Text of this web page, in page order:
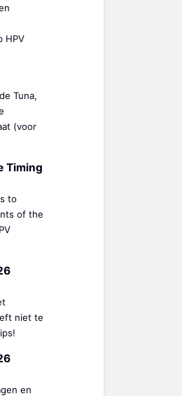
HPV
Tuna,
(voor
Timing
to
of the
niet te
en